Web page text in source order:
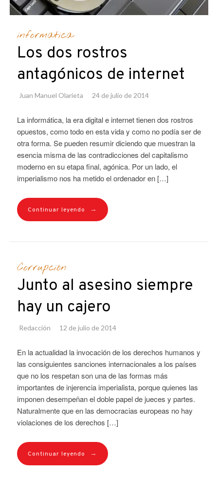
informatica
Los dos rostros
antagónicos de internet
Juan Manuel Olarieta 24 de julio de 2014
La informática, la era digital e internet tienen dos rostros
opuestos, como todo en esta vida y como no podía ser de
otra forma. Se pueden resumir diciendo que muestran la
esencia misma de las contradicciones del capitalismo
moderno en su etapa final, agónica. Por un lado, el
imperialismo nos ha metido el ordenador en […]
Continuar leyendo →
Corrupción
Junto al asesino siempre
hay un cajero
Redacción 12 de julio de 2014
En la actualidad la invocación de los derechos humanos y
las consiguientes sanciones internacionales a los países
que no los respetan son una de las formas más
importantes de injerencia imperialista, porque quienes las
imponen desempeñan el doble papel de jueces y partes.
Naturalmente que en las democracias europeas no hay
violaciones de los derechos […]
Continuar leyendo →